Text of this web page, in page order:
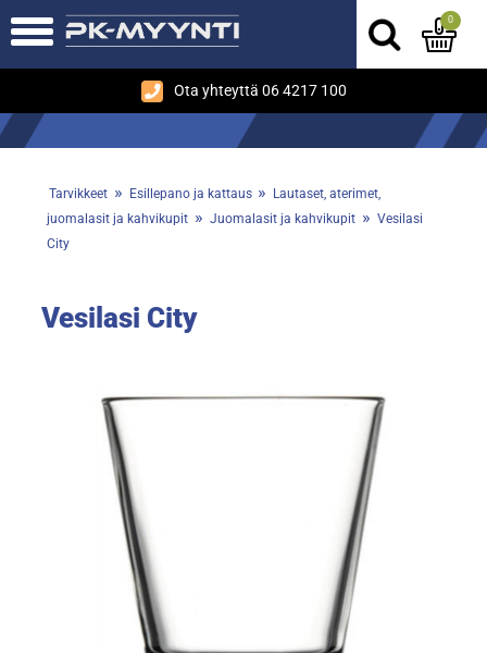
Ota yhteyttä 06 4217 100
0
Tarvikkeet » Esillepano ja kattaus »
Lautaset, aterimet,
juomalasit ja kahvikupit » Juomalasit ja kahvikupit » Vesilasi
City
Vesilasi City